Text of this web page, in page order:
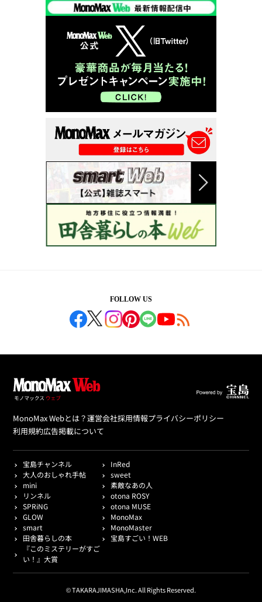
FOLLOW US
MonoMax Webとは？運営会社採用情報プライバシーポリシー
利用規約広告掲載について
宝島チャンネル
InRed
大人のおしゃれ手帖
sweet
mini
素敵なあの人
リンネル
otona ROSY
SPRiNG
otona MUSE
GLOW
MonoMax
smart
MonoMaster
田舎暮らしの本
宝島すごい！WEB
『このミステリーがすご
い！』大賞
© TAKARAJIMASHA,Inc. All Rights Reserved.